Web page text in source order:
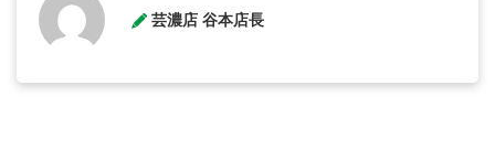
芸濃店 谷本店長